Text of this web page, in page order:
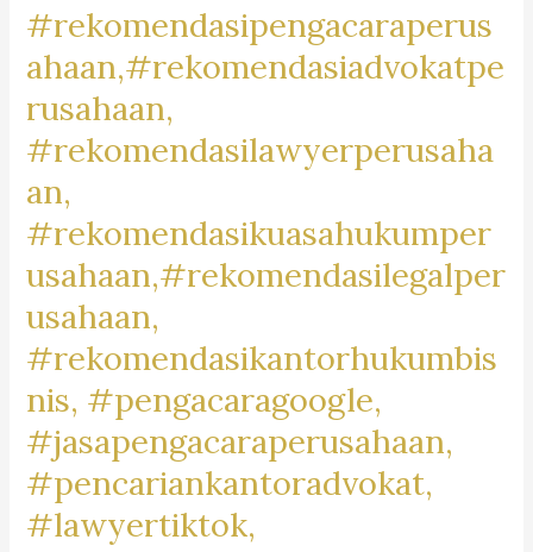
#MotorCommunityRancamanyar,
#JualBeliMotorRancamanyar,
#MotorDijualRancamanyar,
#RancamanyarMotorClub,
#RancamanyarBikeLife,
#RancamanyarMotorMark,
#MotorBaleendah,
#BaleendahRiders,
#BikersBaleendah,
#MotorCommunityBaleendah,
#JualBeliMotorBaleendah,
#MotorDijualBaleendah,
#BaleendahMotorClub,
#BaleendahBikeLife,
#MotorLoversBaleendah,
#BaleendahMotorMarket,
#rekomendasipengacaraperus
ahaan,#rekomendasiadvokatpe
rusahaan,
#rekomendasilawyerperusaha
an,
#rekomendasikuasahukumper
usahaan,#rekomendasilegalper
usahaan,
#rekomendasikantorhukumbis
nis, #pengacaragoogle,
#jasapengacaraperusahaan,
#pencariankantoradvokat,
#lawyertiktok,